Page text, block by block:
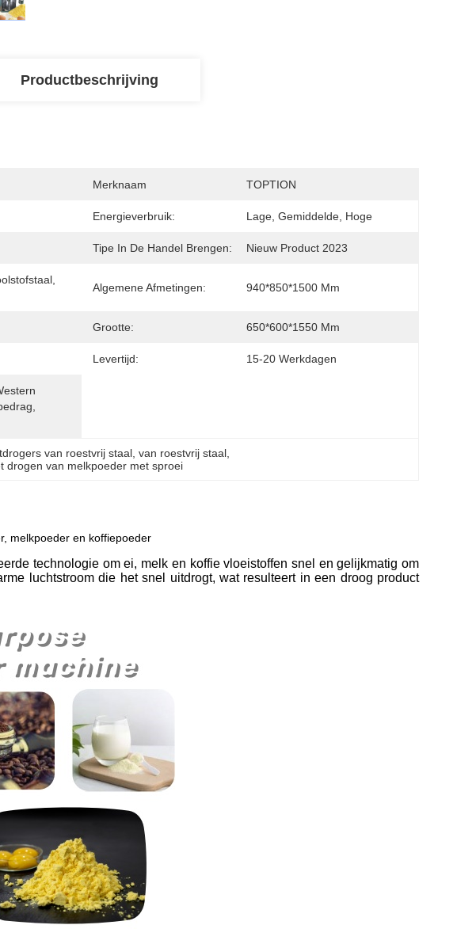
Productbeschrijving
Merknaam TOPTION
Energieverbruik: Lage, Gemiddelde, Hoge
Tipe In De Handel Brengen: Nieuw Product 2023
Algemene Afmetingen: 940*850*1500 Mm
Grootte: 650*600*1550 Mm
Levertijd: 15-20 Werkdagen
van roestvrij staal , van roestvrij staal
drogen van melkpoeder met sproei
melkpoeder en koffiepoeder
technologie om ei, melk en koffie vloeistoffen snel en gelijkmatig om
luchtstroom die het snel uitdrogt, wat resulteert in een droog product